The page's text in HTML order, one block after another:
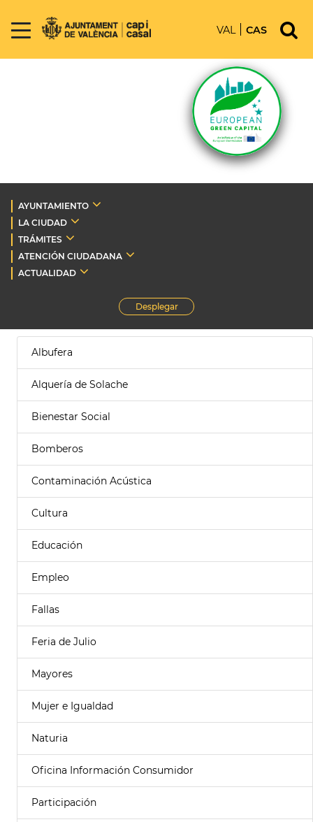
VAL CAS
AYUNTAMIENTO
LA CIUDAD
TRÁMITES
ATENCIÓN CIUDADANA
ACTUALIDAD
Desplegar
Albufera
Alquería de Solache
Bienestar Social
Bomberos
Contaminación Acústica
Cultura
Educación
Empleo
Fallas
Feria de Julio
Mayores
Mujer e Igualdad
Naturia
Oficina Información Consumidor
Participación